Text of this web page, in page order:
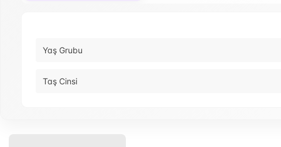
Yaş Grubu
Taş Cinsi